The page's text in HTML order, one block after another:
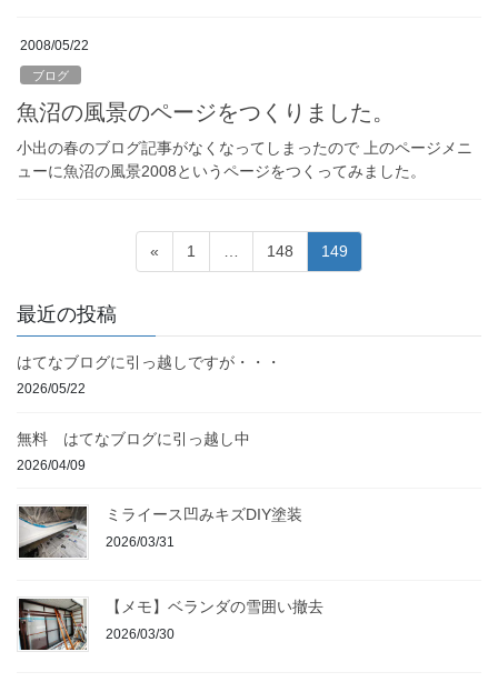
2008/05/22
ブログ
魚沼の風景のページをつくりました。
小出の春のブログ記事がなくなってしまったので 上のページメニ
ューに魚沼の風景2008というページをつくってみました。
の
ペ
ー
送
り
«
固
定
1
固
定
148
固
定
149
最近の投稿
はてなブログに引っ越しですが・・・
2026/05/22
無料 はてなブログに引っ越し中
2026/04/09
ミライース凹みキズDIY塗装
2026/03/31
【メモ】ベランダの雪囲い撤去
2026/03/30